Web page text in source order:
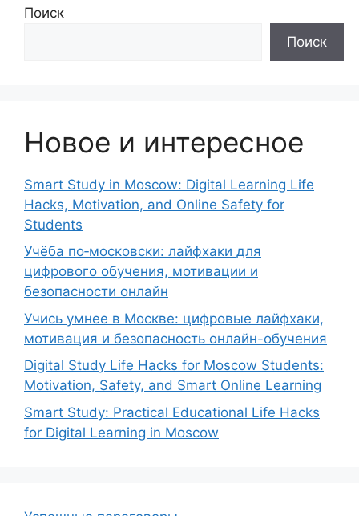
Поиск
Поиск
Новое и интересное
Smart Study in Moscow: Digital Learning Life
Hacks, Motivation, and Online Safety for
Students
Учёба по‑московски: лайфхаки для
цифрового обучения, мотивации и
безопасности онлайн
Учись умнее в Москве: цифровые лайфхаки,
мотивация и безопасность онлайн-обучения
Digital Study Life Hacks for Moscow Students:
Motivation, Safety, and Smart Online Learning
Smart Study: Practical Educational Life Hacks
for Digital Learning in Moscow